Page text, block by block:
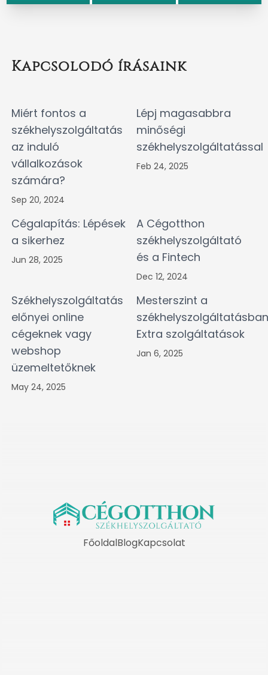
Kapcsolodó írásaink
Miért fontos a
székhelyszolgáltatás
az induló
vállalkozások
számára?
Sep 20, 2024
Lépj magasabbra
minőségi
székhelyszolgáltatással
Feb 24, 2025
Cégalapítás: Lépések
a sikerhez
Jun 28, 2025
A Cégotthon
székhelyszolgáltató
és a Fintech
Dec 12, 2024
Székhelyszolgáltatás
előnyei online
cégeknek vagy
webshop
üzemeltetőknek
May 24, 2025
Mesterszint a
Extra szolgáltatások
Jan 6, 2025
FőoldalBlogKapcsolat